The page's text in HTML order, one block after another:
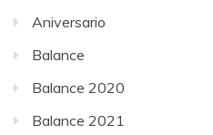
Aniversario
Balance
Balance 2020
Balance 2021